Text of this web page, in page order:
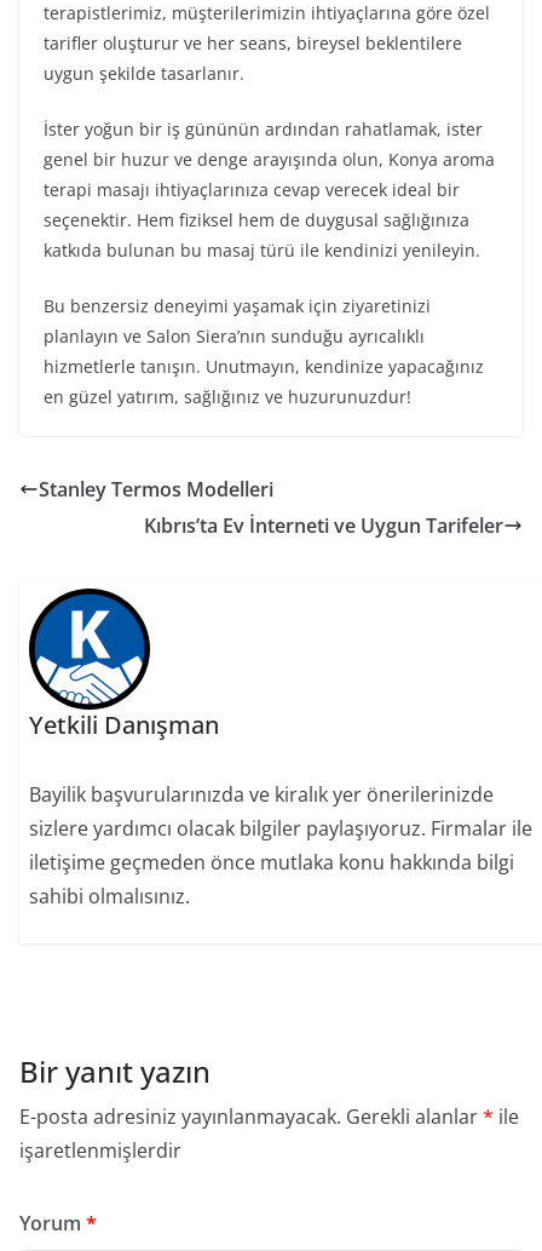
terapistlerimiz, müşterilerimizin ihtiyaçlarına göre özel
tarifler oluşturur ve her seans, bireysel beklentilere
uygun şekilde tasarlanır.
İster yoğun bir iş gününün ardından rahatlamak, ister
genel bir huzur ve denge arayışında olun, Konya aroma
terapi masajı ihtiyaçlarınıza cevap verecek ideal bir
seçenektir. Hem fiziksel hem de duygusal sağlığınıza
katkıda bulunan bu masaj türü ile kendinizi yenileyin.
Bu benzersiz deneyimi yaşamak için ziyaretinizi
planlayın ve Salon Siera’nın sunduğu ayrıcalıklı
hizmetlerle tanışın. Unutmayın, kendinize yapacağınız
en güzel yatırım, sağlığınız ve huzurunuzdur!
Stanley Termos Modelleri
Kıbrıs’ta Ev İnterneti ve Uygun Tarifeler
Yetkili Danışman
Bayilik başvurularınızda ve kiralık yer önerilerinizde
sizlere yardımcı olacak bilgiler paylaşıyoruz. Firmalar ile
iletişime geçmeden önce mutlaka konu hakkında bilgi
sahibi olmalısınız.
Bir yanıt yazın
E-posta adresiniz yayınlanmayacak. Gerekli alanlar* ile
işaretlenmişlerdir
Yorum *